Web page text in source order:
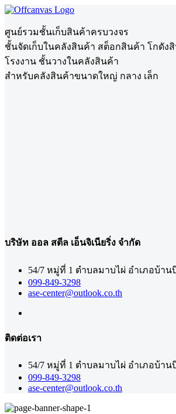
ศูนย์รวมชั้นเก็บสินค้าครบวงจร
ชั้นจัดเก็บในคลังสินค้า สต็อกสินค้า โกดัง
โรงงาน ชั้นวางในคลังสินค้า
สำหรับคลังสินค้าขนาดใหญ่ กลาง เล็ก
บริษัท ออล สตีล เอ็นจิเนียริ่ง จำกัด
54/7 หมู่ที่ 1 ตำบลมาบไผ่ อำเภอบ้าน
099-849-3298
ase-center@outlook.co.th
ติดต่อเรา
54/7 หมู่ที่ 1 ตำบลมาบไผ่ อำเภอบ้าน
099-849-3298
ase-center@outlook.co.th